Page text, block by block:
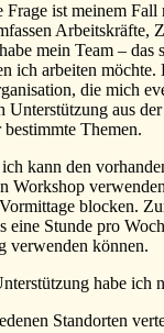
ist meinem Fall
Arbeitskräfte,
mein Team – das
ich arbeiten möchte.
die mich
Unterstützung aus
Themen.
kann den
Workshop
blocken.
eine Stunde pro
verwenden können.
habe ich
Standorten